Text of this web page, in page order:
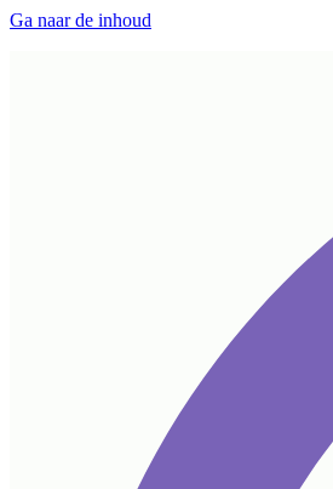
Ga naar de inhoud